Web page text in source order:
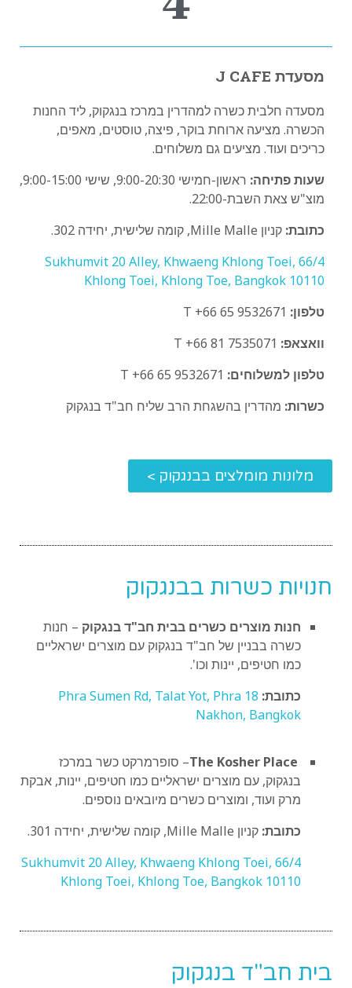
מסעדת J CAFE
מסעדה חלבית כשרה למהדרין במרכז בנגקוק, ליד החנות
הכשרה. מציעה ארוחת בוקר, פיצה, טוסטים, מאפים,
כריכים ועוד. מציעים גם משלוחים.
שעות פתיחה:
ראשון-חמישי 9:00-20:30, שישי 9:00-15:00,
מוצ"ש צאת השבת-22:00.
כתובת: קניון Mille Malle, קומה שלישית, יחידה 302.
66/4 Sukhumvit 20 Alley, Khwaeng Khlong Toei,
Khlong Toei, Khlong Toe, Bangkok 10110
טלפון:
וואצאפ:
טלפון למשלוחים:
כשרות: מהדרין בהשגחת הרב שליח חב"ד בנגקוק
מלונות מומלצים בבנגקוק >
חנויות כשרות בבנגקוק
חנות מוצרים כשרים בבית חב"ד בנגקוק – חנות
כשרה בבניין של חב"ד בנגקוק עם מוצרים ישראליים
כמו חטיפים, יינות וכו'.
כתובת:
18 Phra Sumen Rd, Talat Yot, Phra
Nakhon, Bangkok
The Kosher Place– סופרמרקט כשר במרכז
בנגקוק, עם מוצרים ישראליים כמו חטיפים, יינות, אבקת
מרק ועוד, ומוצרים כשרים מיובאים נוספים.
כתובת: קניון Mille Malle, קומה שלישית, יחידה 301.
66/4 Sukhumvit 20 Alley, Khwaeng Khlong Toei,
Khlong Toei, Khlong Toe, Bangkok 10110
בית חב"ד בנגקוק